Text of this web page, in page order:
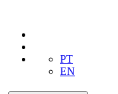
PT
EN